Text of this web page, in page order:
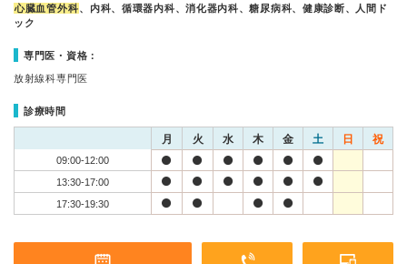
心臓血管外科、内科、循環器内科、消化器内科、糖尿病科、健康診断、人間ド
ック
専門医・資格：
放射線科専門医
診療時間
月 火 水 木 金 土 日 祝
09:00-12:00
13:30-17:00
17:30-19:30